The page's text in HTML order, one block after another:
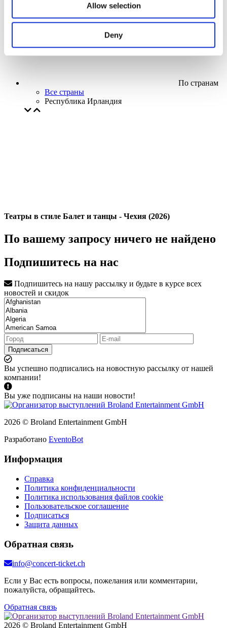
Allow selection
Deny
По странам
Все страны
Республика Ирландия
Театры в стиле Балет и танцы - Чехия (2026)
По вашему запросу ничего не найдено
Подпишитесь на нас
Подпишитесь на нашу рассылку и будьте в курсе всех
новостей и скидок
Подписаться
Вы успешно подписались на новостную рассылку от нашей
компании!
Вы уже подписаны на наши новости!
2026 © Broland Entertainment GmbH
Разработано EventoBot
Информация
Справка
Политика конфиденциальности
Политика использования файлов cookie
Пользовательское соглашение
Подписаться
Защита данных
Обратная связь
info@concert-ticket.ch
Если у Вас есть вопросы, пожелания или комментарии,
пожалуйста, обращайтесь.
Обратная связь
2026 © Broland Entertainment GmbH